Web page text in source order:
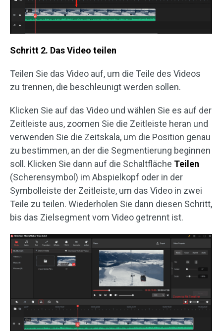
Schritt 2. Das Video teilen
Teilen Sie das Video auf, um die Teile des Videos
zu trennen, die beschleunigt werden sollen.
Klicken Sie auf das Video und wählen Sie es auf der
Zeitleiste aus, zoomen Sie die Zeitleiste heran und
verwenden Sie die Zeitskala, um die Position genau
zu bestimmen, an der die Segmentierung beginnen
soll. Klicken Sie dann auf die Schaltfläche Teilen
(Scherensymbol) im Abspielkopf oder in der
Symbolleiste der Zeitleiste, um das Video in zwei
Teile zu teilen. Wiederholen Sie dann diesen Schritt,
bis das Zielsegment vom Video getrennt ist.